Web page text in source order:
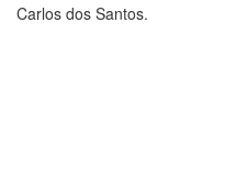
Carlos dos Santos.